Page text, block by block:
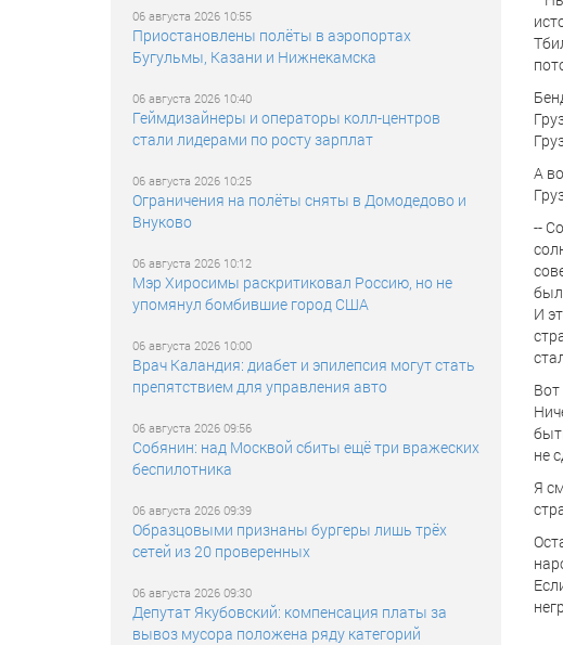
06 августа 2026 10:55
Приостановлены полёты в аэропортах
Бугульмы, Казани и Нижнекамска
06 августа 2026 10:40
Геймдизайнеры и операторы колл-центров
стали лидерами по росту зарплат
06 августа 2026 10:25
Ограничения на полёты сняты в Домодедово и
Внуково
06 августа 2026 10:12
Мэр Хиросимы раскритиковал Россию, но не
упомянул бомбившие город США
06 августа 2026 10:00
Врач Каландия: диабет и эпилепсия могут стать
препятствием для управления авто
06 августа 2026 09:56
Собянин: над Москвой сбиты ещё три вражеских
беспилотника
06 августа 2026 09:39
Образцовыми признаны бургеры лишь трёх
сетей из 20 проверенных
06 августа 2026 09:30
Депутат Якубовский: компенсация платы за
вывоз мусора положена ряду категорий
А
--
И
не
Я